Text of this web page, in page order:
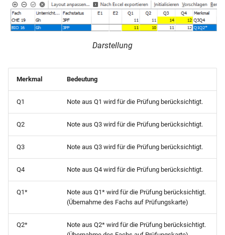
Schülerpersonalblatt (mit
Angehörigen und
Schülerpersonalblatt (mit
Schülerpersonalblatt (mit
Fremdsprachenfolge)
Schülerpersonalblatt (mit
Vorbildung und
Herkunftsschule)
Schülerpersonalblatt (mit
Eltern und Vorbildung)
Darstellung
Merkmal Bedeutung
Q1 Note aus Q1 wird für die Prüfung berücksichtigt.
Q2 Note aus Q3 wird für die Prüfung berücksichtigt.
Q3 Note aus Q3 wird für die Prüfung berücksichtigt.
Q4 Note aus Q4 wird für die Prüfung berücksichtigt.
Q1*
Note aus Q1* wird für die Prüfung berücksichtigt.
(Übernahme des Fachs auf Prüfungskarte)
Q2*
Note aus Q2* wird für die Prüfung berücksichtigt.